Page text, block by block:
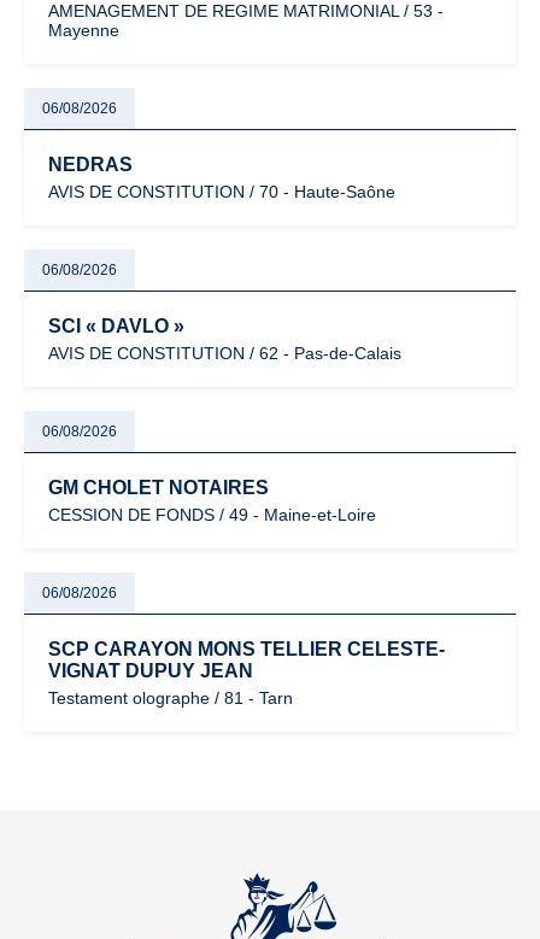
AMENAGEMENT DE REGIME MATRIMONIAL / 53 -
Mayenne
06/08/2026
NEDRAS
AVIS DE CONSTITUTION / 70 - Haute-Saône
06/08/2026
SCI « DAVLO »
AVIS DE CONSTITUTION / 62 - Pas-de-Calais
06/08/2026
GM CHOLET NOTAIRES
CESSION DE FONDS / 49 - Maine-et-Loire
06/08/2026
SCP CARAYON MONS TELLIER CELESTE-
VIGNAT DUPUY JEAN
Testament olographe / 81 - Tarn